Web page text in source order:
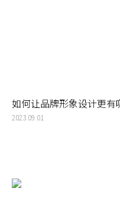
如何让品牌形象设计更有
2023.09.01